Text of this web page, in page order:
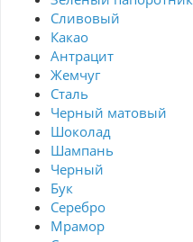
Сливовый
Какао
Антрацит
Жемчуг
Сталь
Черный матовый
Шоколад
Шампань
Черный
Бук
Серебро
Мрамор